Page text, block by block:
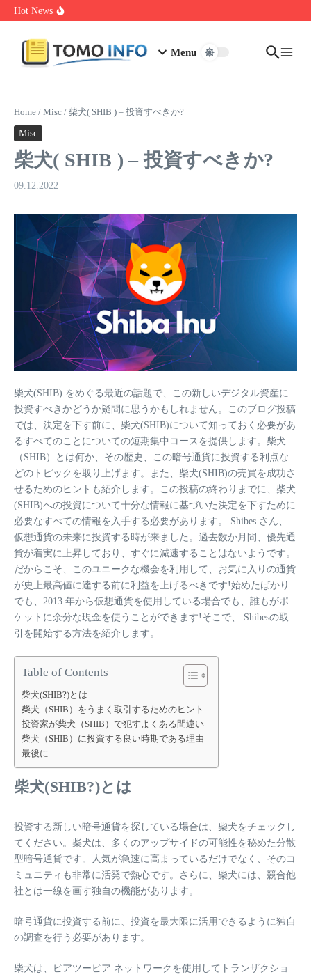
Skip to content
Hot News
Nakrutka Instagram Like: Why Free Offers Cost You More Later
Menu
Home / Misc / 柴犬( SHIB ) – 投資すべきか?
Misc
柴犬( SHIB ) – 投資すべきか?
09.12.2022
柴犬(SHIB) をめぐる最近の話題で、この新しいデジタル資産に
投資すべきかどうか疑問に思うかもしれません。このブログ投稿
では、決定を下す前に、柴犬(SHIB)について知っておく必要があ
るすべてのことについての短期集中コースを提供します。柴犬
（SHIB）とは何か、その歴史、この暗号通貨に投資する利点な
どのトピックを取り上げます。また、柴犬(SHIB)の売買を成功さ
せるためのヒントも紹介します。この投稿の終わりまでに、柴犬
(SHIB)への投資について十分な情報に基づいた決定を下すために
必要なすべての情報を入手する必要があります。
Shibes さん、
仮想通貨の未来に投資する時が来ました。過去数か月間、優先通
貨が着実に上昇しており、すぐに減速することはないようです。
だからこそ、このユニークな機会を利用して、お気に入りの通貨
が史上最高値に達する前に利益を上げるべきです!始めたばかり
でも、2013 年から仮想通貨を使用している場合でも、誰もがポ
ケットに余分な現金を使うことができます!そこで、 Shibesの取
引を開始する方法を紹介します。
Table of Contents
柴犬(SHIB?)とは
柴犬（SHIB）をうまく取引するためのヒント
投資家が柴犬（SHIB）で犯すよくある間違い
柴犬（SHIB）に投資する良い時期である理由
最後に
柴犬(SHIB?)とは
投資する新しい暗号通貨を探している場合は、柴犬をチェックし
てください。柴犬は、多くのアップサイドの可能性を秘めた分散
型暗号通貨です。人気が急速に高まっているだけでなく、そのコ
ミュニティも非常に活発で熱心です。さらに、柴犬には、競合他
社とは一線を画す独自の機能があります。
暗号通貨に投資する前に、投資を最大限に活用できるように独自
の調査を行う必要があります。
柴犬は、ピアツーピア ネットワークを使用してトランザクショ